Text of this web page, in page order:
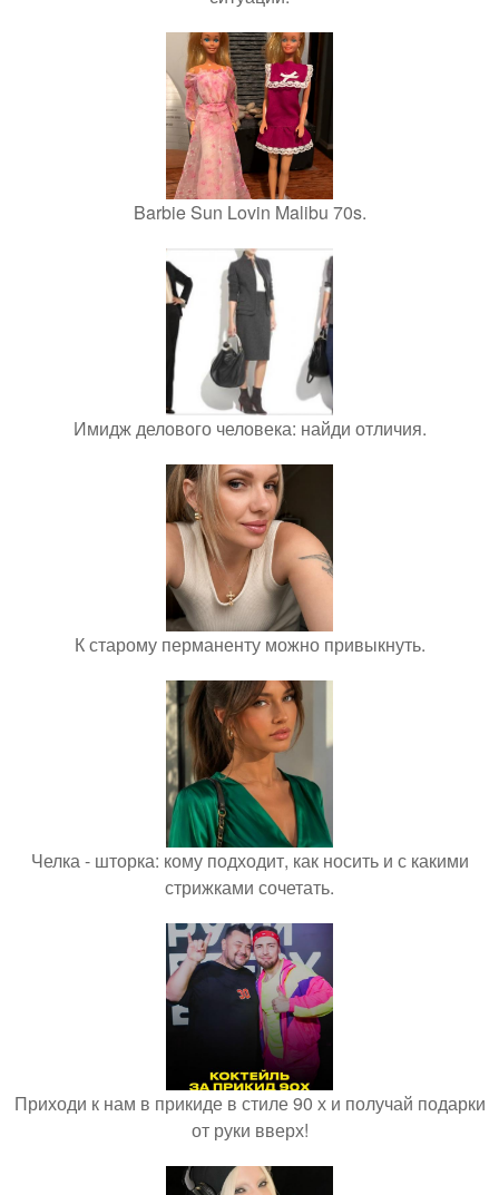
Barbie Sun Lovin Malibu 70s.
Имидж делового человека: найди отличия.
К старому перманенту можно привыкнуть.
Челка - шторка: кому подходит, как носить и с какими
стрижками сочетать.
Приходи к нам в прикиде в стиле 90 х и получай подарки
от руки вверх!